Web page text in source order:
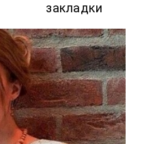
закладки